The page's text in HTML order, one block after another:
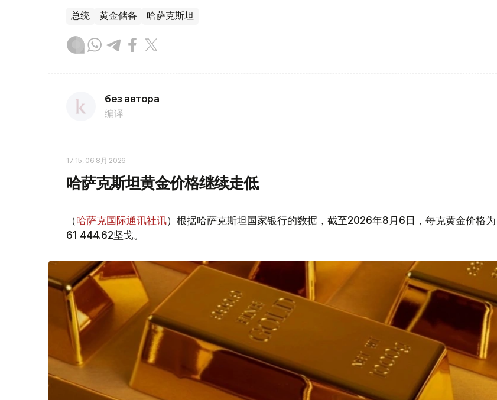
总统 黄金储备 哈萨克斯坦
без автора
编译
17:15, 06 8月 2026
哈萨克斯坦黄金价格继续走低
（哈萨克国际通讯社讯）根据哈萨克斯坦国家银行的数据，截至2026年8月6日，每克黄金价格为
61 444.62坚戈。